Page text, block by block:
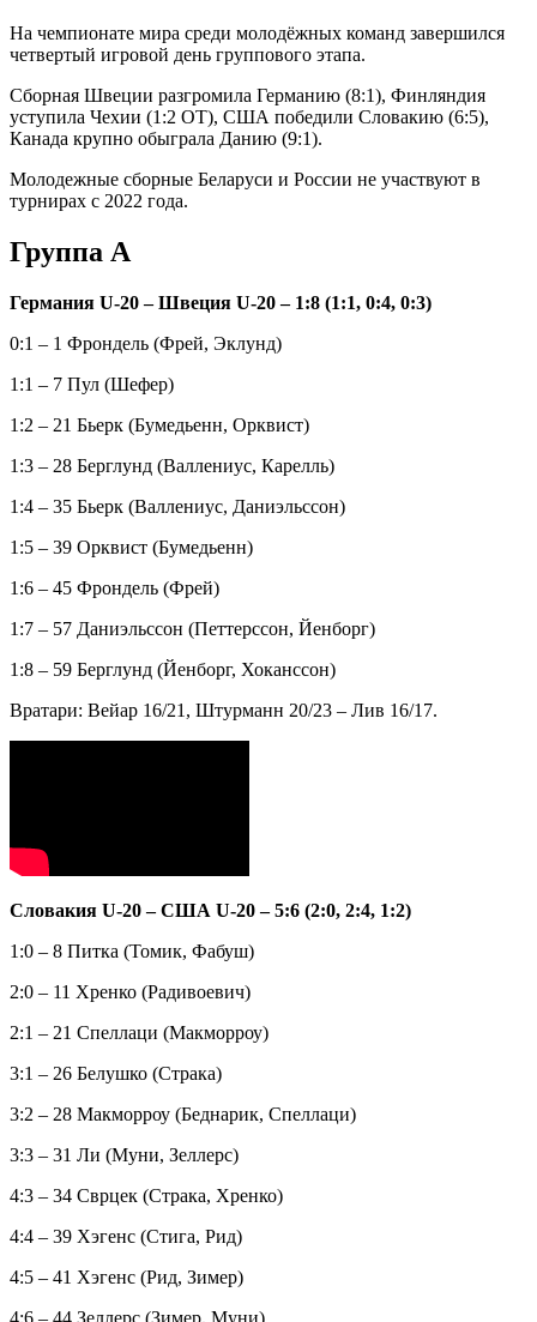
На чемпионате мира среди молодёжных команд завершился
четвертый игровой день группового этапа.
Сборная Швеции разгромила Германию (8:1), Финляндия
уступила Чехии (1:2 ОТ), США победили Словакию (6:5),
Канада крупно обыграла Данию (9:1).
Молодежные сборные Беларуси и России не участвуют в
турнирах с 2022 года.
Группа А
Германия U-20 – Швеция U-20 – 1:8 (1:1, 0:4, 0:3)
0:1 – 1 Фрондель (Фрей, Эклунд)
1:1 – 7 Пул (Шефер)
1:2 – 21 Бьерк (Бумедьенн, Орквист)
1:3 – 28 Берглунд (Валлениус, Карелль)
1:4 – 35 Бьерк (Валлениус, Даниэльссон)
1:5 – 39 Орквист (Бумедьенн)
1:6 – 45 Фрондель (Фрей)
1:7 – 57 Даниэльссон (Петтерссон, Йенборг)
1:8 – 59 Берглунд (Йенборг, Хоканссон)
Вратари: Вейар 16/21, Штурманн 20/23 – Лив 16/17.
Словакия U-20 – США U-20 – 5:6 (2:0, 2:4, 1:2)
1:0 – 8 Питка (Томик, Фабуш)
2:0 – 11 Хренко (Радивоевич)
2:1 – 21 Спеллаци (Макморроу)
3:1 – 26 Белушко (Страка)
3:2 – 28 Макморроу (Беднарик, Спеллаци)
3:3 – 31 Ли (Муни, Зеллерс)
4:3 – 34 Сврцек (Страка, Хренко)
4:4 – 39 Хэгенс (Стига, Рид)
4:5 – 41 Хэгенс (Рид, Зимер)
4:6 – 44 Зеллерс (Зимер, Муни)